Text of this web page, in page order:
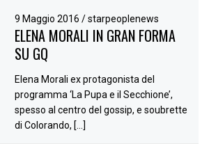
9 Maggio 2016/ starpeoplenews
ELENA MORALI IN GRAN FORMA
SU GQ
Elena Morali ex protagonista del
programma ‘La Pupa e il Secchione’,
spesso al centro del gossip, e soubrette
di Colorando, […]